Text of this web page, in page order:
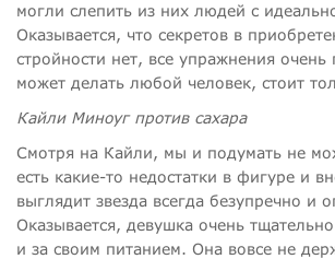
могли слепить из них людей с
Оказывается, что секретов в
стройности нет, все упражнения
может делать любой человек, стоит
Кайли Миноуг против сахара
Смотря на Кайли, мы и подумать не
есть какие-то недостатки в фигуре и
выглядит звезда всегда безупречно и
Оказывается, девушка очень
и за своим питанием. Она вовсе не